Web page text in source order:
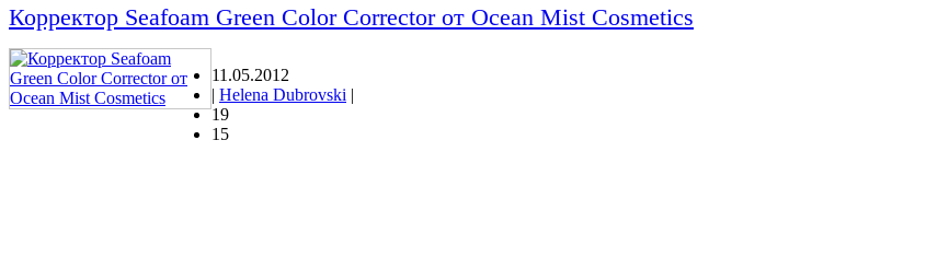
Корректор Seafoam Green Color Corrector от Ocean Mist Cosmetics
11.05.2012
| Helena Dubrovski |
19
15